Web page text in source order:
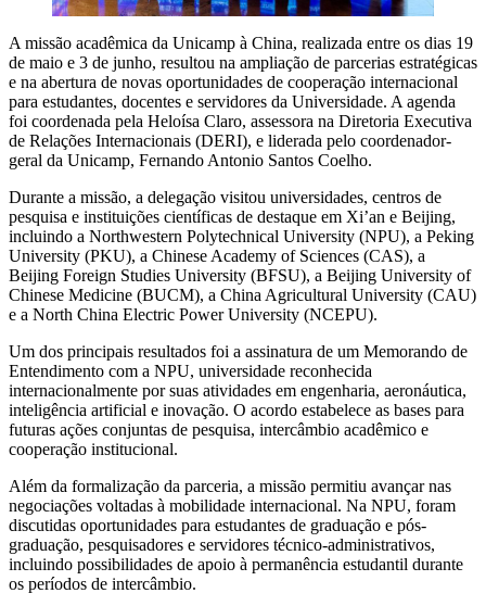
A missão acadêmica da Unicamp à China, realizada entre os dias 19
de maio e 3 de junho, resultou na ampliação de parcerias estratégicas
e na abertura de novas oportunidades de cooperação internacional
para estudantes, docentes e servidores da Universidade. A agenda
foi coordenada pela Heloísa Claro, assessora na Diretoria Executiva
de Relações Internacionais (DERI), e liderada pelo coordenador-
geral da Unicamp, Fernando Antonio Santos Coelho.
Durante a missão, a delegação visitou universidades, centros de
pesquisa e instituições científicas de destaque em Xi’an e Beijing,
incluindo a Northwestern Polytechnical University (NPU), a Peking
University (PKU), a Chinese Academy of Sciences (CAS), a
Beijing Foreign Studies University (BFSU), a Beijing University of
Chinese Medicine (BUCM), a China Agricultural University (CAU)
e a North China Electric Power University (NCEPU).
Um dos principais resultados foi a assinatura de um Memorando de
Entendimento com a NPU, universidade reconhecida
internacionalmente por suas atividades em engenharia, aeronáutica,
inteligência artificial e inovação. O acordo estabelece as bases para
futuras ações conjuntas de pesquisa, intercâmbio acadêmico e
cooperação institucional.
Além da formalização da parceria, a missão permitiu avançar nas
negociações voltadas à mobilidade internacional. Na NPU, foram
discutidas oportunidades para estudantes de graduação e pós-
graduação, pesquisadores e servidores técnico-administrativos,
incluindo possibilidades de apoio à permanência estudantil durante
os períodos de intercâmbio.